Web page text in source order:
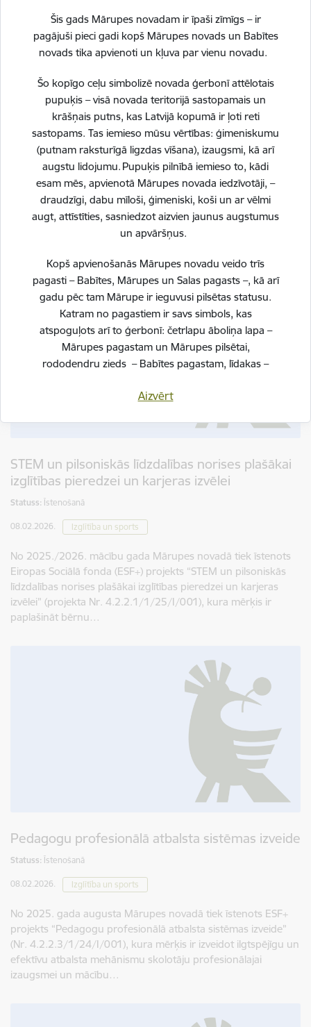
Šis gads Mārupes novadam ir īpaši zīmīgs – ir
pagājuši pieci gadi kopš Mārupes novads un Babītes
novads tika apvienoti un kļuva par vienu novadu.
Šo kopīgo ceļu simbolizē novada ģerbonī attēlotais
pupuķis – visā novada teritorijā sastopamais un
krāšņais putns, kas Latvijā kopumā ir ļoti reti
sastopams. Tas iemieso mūsu vērtības: ģimeniskumu
(putnam raksturīgā ligzdas vīšana), izaugsmi, kā arī
augstu lidojumu. Pupuķis pilnībā iemieso to, kādi
esam mēs, apvienotā Mārupes novada iedzīvotāji, –
draudzīgi, dabu mīloši, ģimeniski, koši un ar vēlmi
augt, attīstīties, sasniedzot aizvien jaunus augstumus
un apvāršņus.
Kopš apvienošanās Mārupes novadu veido trīs
pagasti – Babītes, Mārupes un Salas pagasts –, kā arī
gadu pēc tam Mārupe ir ieguvusi pilsētas statusu.
Katram no pagastiem ir savs simbols, kas
atspoguļots arī to ģerbonī: četrlapu āboliņa lapa –
Mārupes pagastam un Mārupes pilsētai,
rododendru zieds – Babītes pagastam, līdakas –
simbolus vienotā, stilizētā vizuālā rakstā – kā stāstu
veidojam vienotu, košu un pilnīgu novadu.
SVĒTKU PROGRAMMA
Aizvērt
Līdzdalības budžeta ideju konkurss 2026
Statuss:
14.05.2026. Līdzdalības budžets
Jau piekto gadu ar prieku aicinām iedzīvotājus iesniegt savas
idejas līdzdalības budžeta ideju konkursā. Tajā var piedalīties
ikviens Mārupes novada iedzīvotājs, kurš sasniedzis 16 gadu
vecumu un kuram ir idejas, kā uzlabot…
STEM un pilsoniskās līdzdalības norises plašākai
izglītības pieredzei un karjeras izvēlei
Statuss: Īstenošanā
08.02.2026. Izglītība un sports
No 2025./2026. mācību gada Mārupes novadā tiek īstenots
Eiropas Sociālā fonda (ESF+) projekts “STEM un pilsoniskās
līdzdalības norises plašākai izglītības pieredzei un karjeras
izvēlei” (projekta Nr. 4.2.2.1/1/25/I/001), kura mērķis ir
paplašināt bērnu…
Pedagogu profesionālā atbalsta sistēmas izveide
Statuss: Īstenošanā
08.02.2026. Izglītība un sports
No 2025. gada augusta Mārupes novadā tiek īstenots ESF+
projekts “Pedagogu profesionālā atbalsta sistēmas izveide”
(Nr. 4.2.2.3/1/24/I/001), kura mērķis ir izveidot ilgtspējīgu un
efektīvu atbalsta mehānismu skolotāju profesionālajai
izaugsmei un mācību…